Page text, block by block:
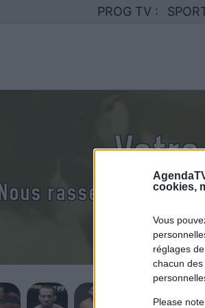
cookies,
Vous
réglages
chacun
Please
PROG TV :
Nous rassemblons le